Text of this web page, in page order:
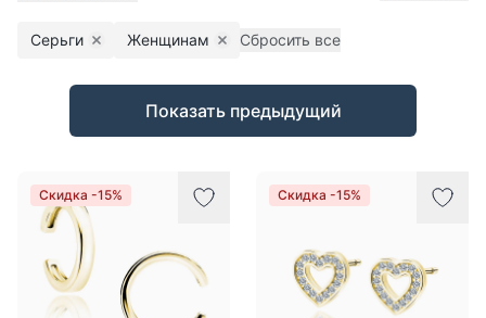
Серьги Remove filter
Женщинам Remove filter
Сбросить все
Товары
Показать предыдущий
Скидка -15% Скидка -15%